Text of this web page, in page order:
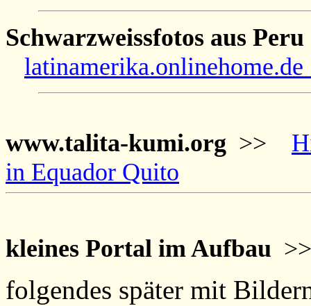
Schwarzweissfotos aus Peru
www.talita-kumi.org >>
in Equador Quito
kleines Portal im Aufbau
folgendes später mit